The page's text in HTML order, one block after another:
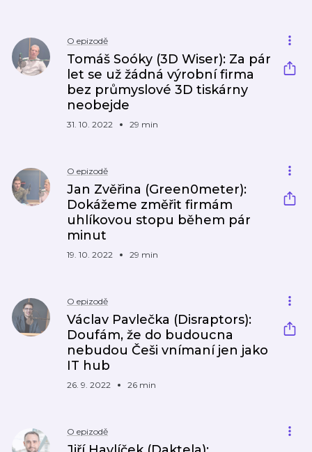
O epizodě
Tomáš Soóky (3D Wiser): Za pár
let se už žádná výrobní firma
bez průmyslové 3D tiskárny
neobejde
31. 10. 2022 29 min
O epizodě
Jan Zvěřina (Green0meter):
Dokážeme změřit firmám
uhlíkovou stopu během pár
minut
19. 10. 2022 29 min
O epizodě
Václav Pavlečka (Disraptors):
Doufám, že do budoucna
nebudou Češi vnímaní jen jako
IT hub
26. 9. 2022 26 min
O epizodě